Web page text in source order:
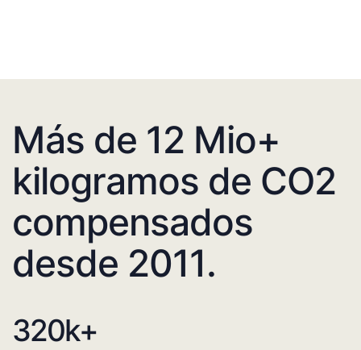
Más de 12 Mio+
kilogramos de CO2
compensados
desde 2011.
320k+